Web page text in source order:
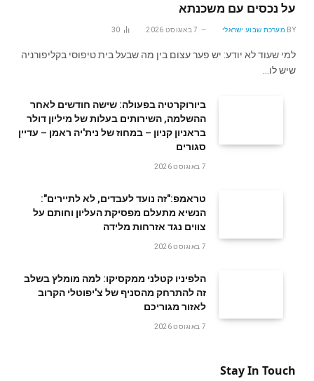
על נכסים עם משכנתא
BY מערכת שבוע ישראלי 7 באוגוסט 2026 30
למי שעוד לא יודע: יש פער עצום בין מה שבעל בית טיפוסי בקליפורניה
שיש לו…
ביורוקרטיה בפעולה: שישה חודשים לאחר
ההשלמה, השירותים בעלות של מיליון דולר
בראניון קניון – במחוז של נית'יה ראמן – עדיין
סגורים
7 באוגוסט 2026
טראמפ:"זה נועד לעבדים, לא לתיירים":
הנשיא מתעלם מפסיקת העליון וחותם על
צווים נגד אזרחות מלידה
7 באוגוסט 2026
הלפיניו קטלני ממקסיקו: למה מומלץ בשלב
זה להתרחק מהסניף של צ'יפוטלי הקרוב
לאזור מגוריכם
7 באוגוסט 2026
Stay In Touch